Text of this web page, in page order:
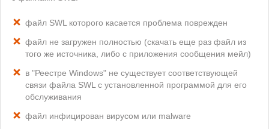
файл SWL которого касается проблема поврежден
файл не загружен полностью (скачать еще раз файл из
того же источника, либо с приложения сообщения мейл)
в "Реестре Windows" не существует соответствующей
связи файла SWL с установленной программой для его
обслуживания
файл инфицирован вирусом или malware